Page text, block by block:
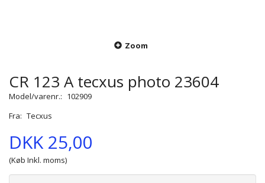
Zoom
CR 123 A tecxus photo 23604
Model/varenr.: 102909
Fra: Tecxus
DKK 25,00
(Køb Inkl. moms)